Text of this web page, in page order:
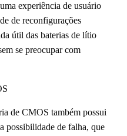
experiência de usuário
de reconfigurações
útil das baterias de lítio
se preocupar com
de CMOS também possui
possibilidade de falha, que